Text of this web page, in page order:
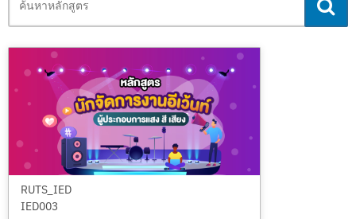
หลักสูตร
RUTS_IED
IED003